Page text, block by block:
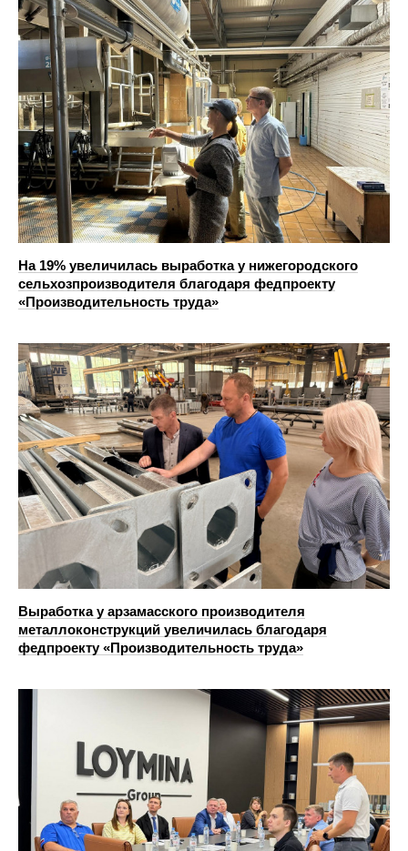
На 19% увеличилась выработка у нижегородского
сельхозпроизводителя благодаря федпроекту
«Производительность труда»
Выработка у арзамасского производителя
металлоконструкций увеличилась благодаря
федпроекту «Производительность труда»